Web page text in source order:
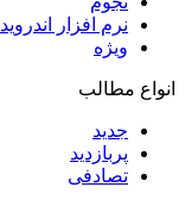
نرم افزار اندروید
ویژه
انواع مطالب
جدید
پربازدید
تصادفی